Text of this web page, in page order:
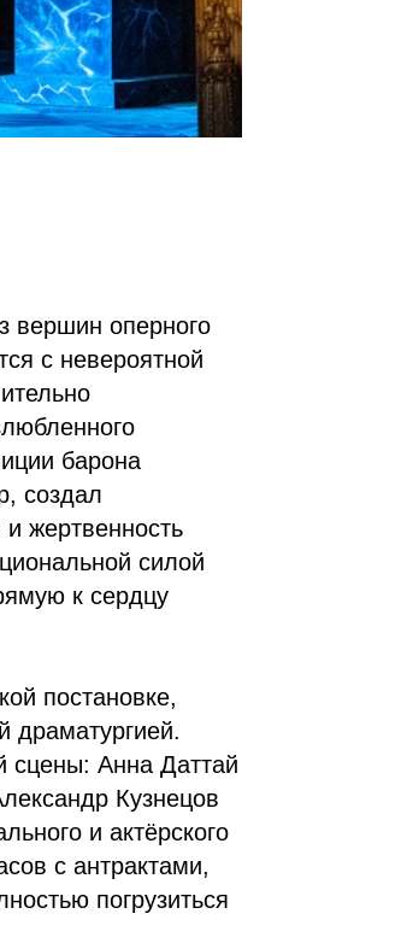
вершин оперного
с невероятной
барона
создал
и жертвенность
силой
к сердцу
постановке,
драматургией.
сцены: Анна Даттай
Кузнецов
и актёрского
с антрактами,
погрузиться